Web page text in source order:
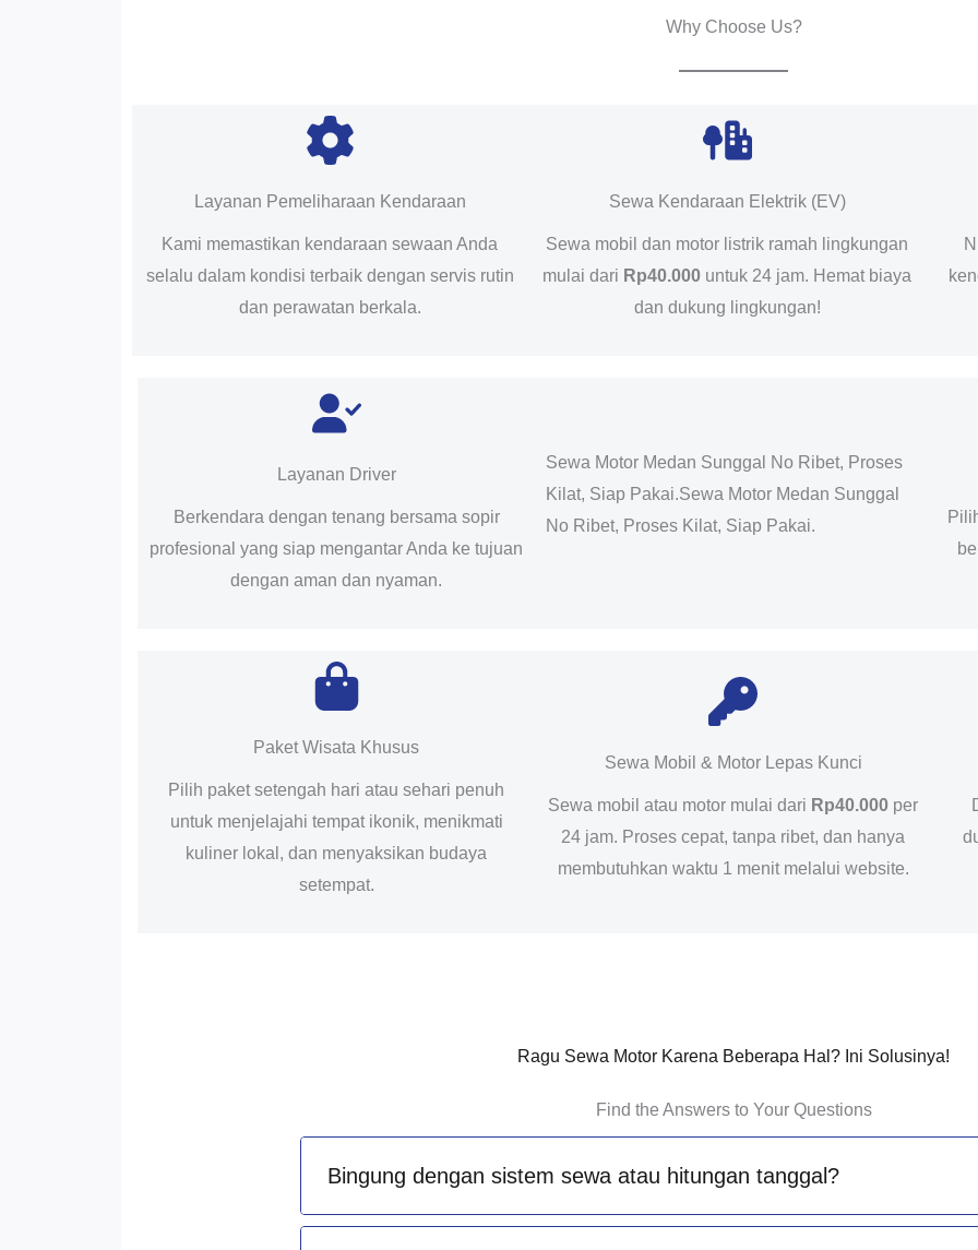
Why Choose Us?
Layanan Pemeliharaan Kendaraan
Kami memastikan kendaraan sewaan Anda
selalu dalam kondisi terbaik dengan servis rutin
dan perawatan berkala.
Sewa Kendaraan Elektrik (EV)
Sewa mobil dan motor listrik ramah lingkungan
mulai dari Rp40.000 untuk 24 jam. Hemat biaya
dan dukung lingkungan!
Layanan Driver
Berkendara dengan tenang bersama sopir
profesional yang siap mengantar Anda ke tujuan
dengan aman dan nyaman.
Sewa Motor Medan Sunggal No Ribet, Proses
Kilat, Siap Pakai.Sewa Motor Medan Sunggal
No Ribet, Proses Kilat, Siap Pakai.
Paket Wisata Khusus
Pilih paket setengah hari atau sehari penuh
untuk menjelajahi tempat ikonik, menikmati
kuliner lokal, dan menyaksikan budaya
setempat.
Sewa Mobil & Motor Lepas Kunci
Sewa mobil atau motor mulai dari Rp40.000 per
24 jam. Proses cepat, tanpa ribet, dan hanya
membutuhkan waktu 1 menit melalui website.
Ragu Sewa Motor Karena Beberapa Hal? Ini Solusinya!
Find the Answers to Your Questions
Bingung dengan sistem sewa atau hitungan tanggal?